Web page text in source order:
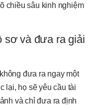
chiều sâu kinh nghiệm
sơ và đưa ra giải
đưa ra ngay một
lại, họ sẽ yêu cầu tài
và chỉ đưa ra định